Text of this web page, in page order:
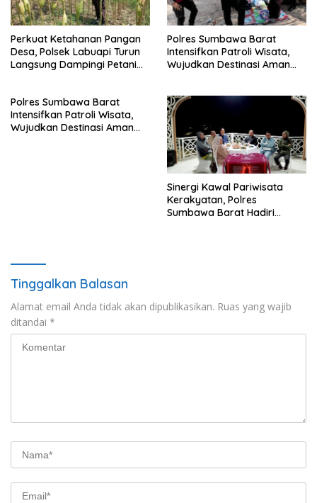
Perkuat Ketahanan Pangan
Desa, Polsek Labuapi Turun
Langsung Dampingi Petani
Polres Sumbawa Barat
Intensifkan Patroli Wisata,
Wujudkan Destinasi Aman
Polres Sumbawa Barat
Intensifkan Patroli Wisata,
Wujudkan Destinasi Aman
Sinergi Kawal Pariwisata
Kerakyatan, Polres
Sumbawa Barat Hadiri
Tinggalkan Balasan
Alamat email Anda tidak akan dipublikasikan. Ruas yang wajib
ditandai *